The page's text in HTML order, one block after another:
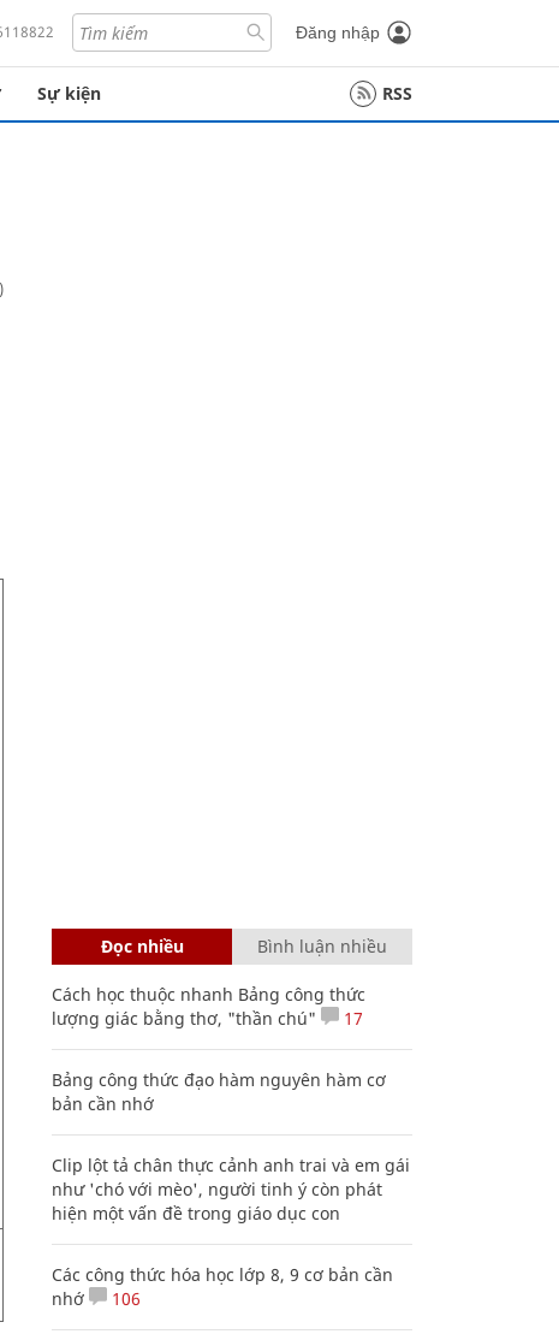
Đăng nhập
Sự kiện RSS
Đọc nhiều Bình luận nhiều
Cách học thuộc nhanh Bảng công thức
lượng giác bằng thơ, "thần chú"
17
Bảng công thức đạo hàm nguyên hàm cơ
bản cần nhớ
Clip lột tả chân thực cảnh anh trai và em gái
như 'chó với mèo', người tinh ý còn phát
hiện một vấn đề trong giáo dục con
Các công thức hóa học lớp 8, 9 cơ bản cần
nhớ
106